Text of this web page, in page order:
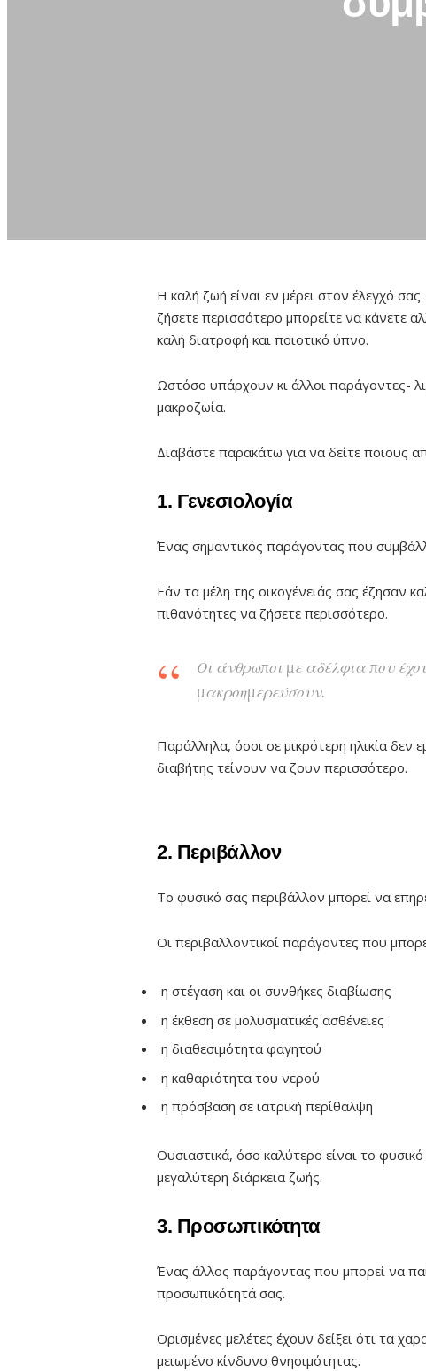
Η καλή ζωή είναι εν μέρει στον έλεγχό
ζήσετε περισσότερο μπορείτε να κάνετε
καλή διατροφή και ποιοτικό ύπνο.
Ωστόσο υπάρχουν κι άλλοι παράγοντες-
μακροζωία.
Διαβάστε παρακάτω για να δείτε ποιους
1. Γενεσιολογία
Ένας σημαντικός παράγοντας που
Εάν τα μέλη της οικογένειάς σας έζησαν
πιθανότητες να ζήσετε περισσότερο.
Οι άνθρωποι με αδέλφια που
μακροημερεύσουν.
Παράλληλα, όσοι σε μικρότερη ηλικία δεν
διαβήτης τείνουν να ζουν περισσότερο.
2. Περιβάλλον
Το φυσικό σας περιβάλλον μπορεί να
Οι περιβαλλοντικοί παράγοντες που
η στέγαση και οι συνθήκες διαβίωσης
η έκθεση σε μολυσματικές ασθένειες
η διαθεσιμότητα φαγητού
η καθαριότητα του νερού
η πρόσβαση σε ιατρική περίθαλψη
Ουσιαστικά, όσο καλύτερο είναι το
μεγαλύτερη διάρκεια ζωής.
3. Προσωπικότητα
Ένας άλλος παράγοντας που μπορεί να
προσωπικότητά σας.
Ορισμένες μελέτες έχουν δείξει ότι τα
μειωμένο κίνδυνο θνησιμότητας.